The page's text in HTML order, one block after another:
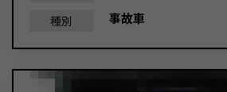
種別 事故車